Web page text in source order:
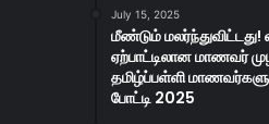
July 15, 2025
மீண்டும்
ஏற்பாட்டிலான மாணவர்
தமிழ்ப்பள்ளி
போட்டி 2025